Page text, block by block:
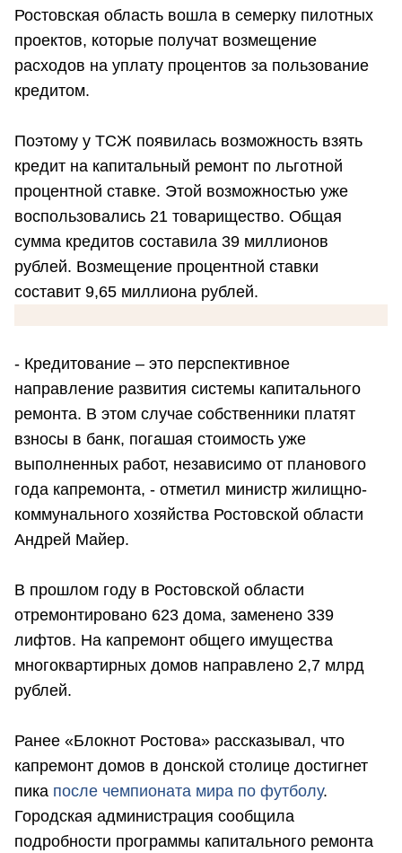
Ростовская область вошла в семерку пилотных
проектов, которые получат возмещение
расходов на уплату процентов за пользование
кредитом.
Поэтому у ТСЖ появилась возможность взять
кредит на капитальный ремонт по льготной
процентной ставке. Этой возможностью уже
воспользовались 21 товарищество. Общая
сумма кредитов составила 39 миллионов
рублей. Возмещение процентной ставки
составит 9,65 миллиона рублей.
- Кредитование – это перспективное
направление развития системы капитального
ремонта. В этом случае собственники платят
взносы в банк, погашая стоимость уже
выполненных работ, независимо от планового
года капремонта, - отметил министр жилищно-
коммунального хозяйства Ростовской области
Андрей Майер.
В прошлом году в Ростовской области
отремонтировано 623 дома, заменено 339
лифтов. На капремонт общего имущества
многоквартирных домов направлено 2,7 млрд
рублей.
Ранее «Блокнот Ростова» рассказывал, что
капремонт домов в донской столице достигнет
пика после чемпионата мира по футболу.
Городская администрация сообщила
подробности программы капитального ремонта